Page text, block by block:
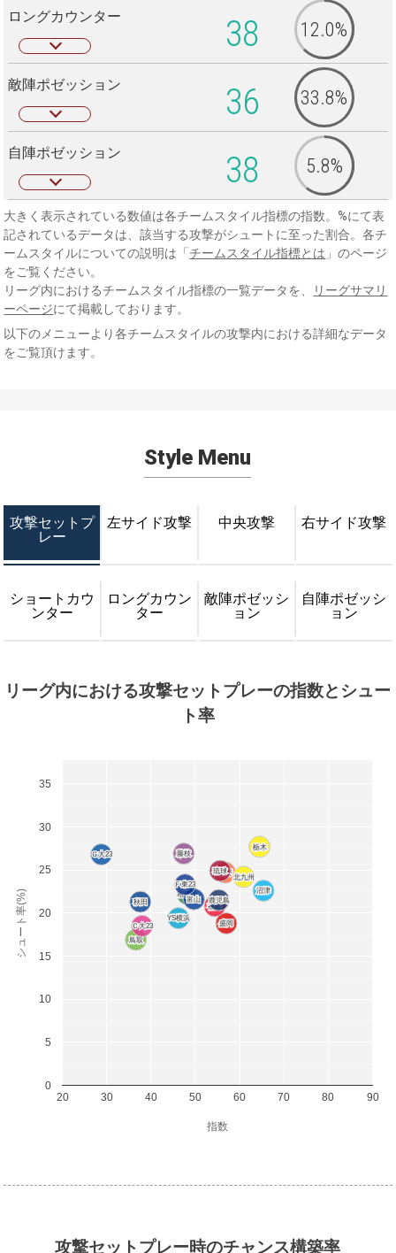
ロングカウンター 38 12.0%
敵陣ポゼッション 36 33.8%
自陣ポゼッション 38 5.8%
大きく表示されている数値は各チームスタイル指標の指数。%にて表
記されているデータは、該当する攻撃がシュートに至った割合。各チ
ームスタイルについての説明は「 チームスタイル指標とは 」のページ
をご覧ください。
リーグ内におけるチームスタイル指標の一覧データを、
リーグサマリ
ーページにて掲載しております。
以下のメニューより各チームスタイルの攻撃内における詳細なデータ
をご覧頂けます。
Style Menu
攻撃セットプ
レー
左サイド攻撃 中央攻撃 右サイド攻撃
ショートカウ
ンター
ロングカウン
ター
敵陣ポゼッシ
ョン
自陣ポゼッシ
ョン
リーグ内における攻撃セットプレーの指数とシュー
ト率
盛岡
盛岡
秋田
秋田
福島
福島
栃木
栃木
YS横浜
YS横浜
相模原
相模原
長野
長野
富山
富山
藤枝
藤枝
沼津
沼津
鳥取
鳥取
北九州
北九州
鹿児島
鹿児島
琉球
琉球
Ｆ東23
Ｆ東23
Ｇ大23
Ｇ大23
Ｃ大23
Ｃ大23
20 30 40 50 60 70 80 90
0
5
10
15
20
25
30
35
指数
シュート率(%)
攻撃セットプレー時のチャンス構築率